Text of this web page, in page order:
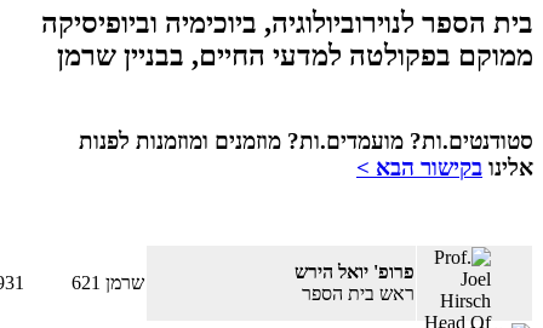
בית הספר לנוירוביולוגיה, ביוכימיה וביופיסיקה
ממוקם בפקולטה למדעי החיים, בבניין שרמן
סטודנטים.ות? מועמדים.ות? מוזמנים ומוזמנות לפנות
אלינו בקישור הבא >
פרופ' יואל הירש
ראש בית הספר
שרמן 621